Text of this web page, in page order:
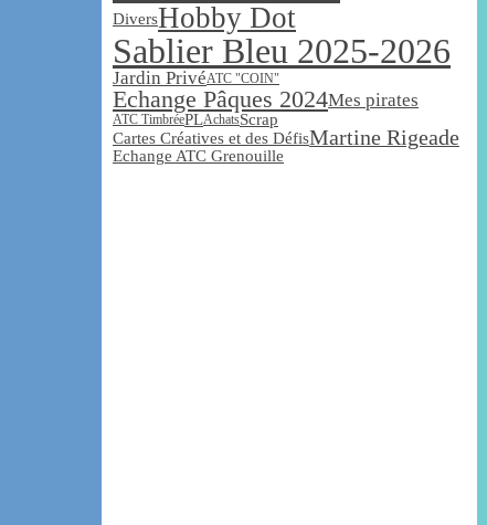
DiversHobby Dot
Sablier Bleu 2025-2026
Jardin PrivéATC "COIN"
Echange Pâques 2024Mes pirates
ATC TimbréePLAchatsScrap
Cartes Créatives et des DéfisMartine Rigeade
Echange ATC Grenouille